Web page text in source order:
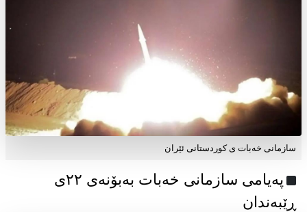
سازمانی خەبات ی کوردستانی ئێران
پەیامی سازمانی خەبات بەبۆنەی ۲۲ی
ڕێبەندان